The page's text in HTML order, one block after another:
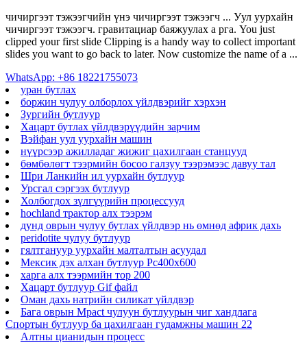
чичиргээт тэжээгчийн үнэ чичиргээт тэжээгч ... Уул уурхайн
чичиргээт тэжээгч. гравитациар баяжуулах а рга. You just
clipped your first slide Clipping is a handy way to collect important
slides you want to go back to later. Now customize the name of a ...
WhatsApp: +86 18221755073
уран бутлах
боржин чулуу олборлох үйлдвэрийг хэрхэн
Зургийн бутлуур
Хацарт бутлах үйлдвэрүүдийн зарчим
Вэйфан уул уурхайн машин
нүүрсээр ажилладаг жижиг цахилгаан станцууд
бөмбөлөгт тээрмийн босоо галзуу тээрэмээс давуу тал
Шри Ланкийн ил уурхайн бутлуур
Урсгал сэргээх бутлуур
Холбогдох зүлгүүрийн процессууд
hochland трактор алх тээрэм
дунд оврын чулуу бутлах үйлдвэр нь өмнөд африк дахь
peridotite чулуу бутлуур
гялтгануур уурхайн малталтын асуудал
Мексик дэх алхан бутлуур Pc400x600
харга алх тээрмийн тор 200
Хацарт бутлуур Gif файл
Оман дахь натрийн силикат үйлдвэр
Бага оврын Mpact чулуун бутлуурын чиг хандлага
Спортын бутлуур ба цахилгаан гудамжны машин 22
Алтны цианидын процесс